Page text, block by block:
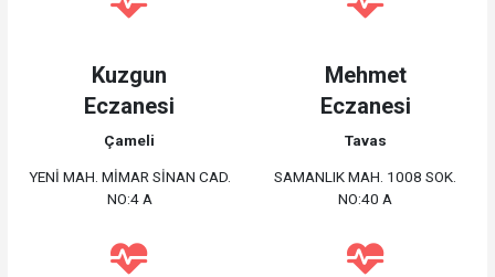
Kuzgun
Eczanesi
Çameli
YENİ MAH. MİMAR SİNAN CAD.
NO:4 A
Mehmet
Eczanesi
Tavas
SAMANLIK MAH. 1008 SOK.
NO:40 A